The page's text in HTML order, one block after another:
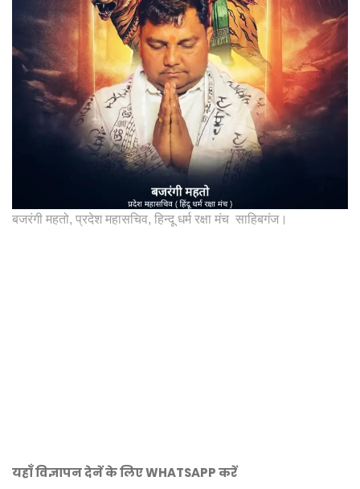
बजरंगी महतो, प्रदेश महासचिव, हिन्दू धर्म रक्षा मंच साहिबगंज।
यहाँ विज्ञापन देनें के लिए WHATSAPP करें